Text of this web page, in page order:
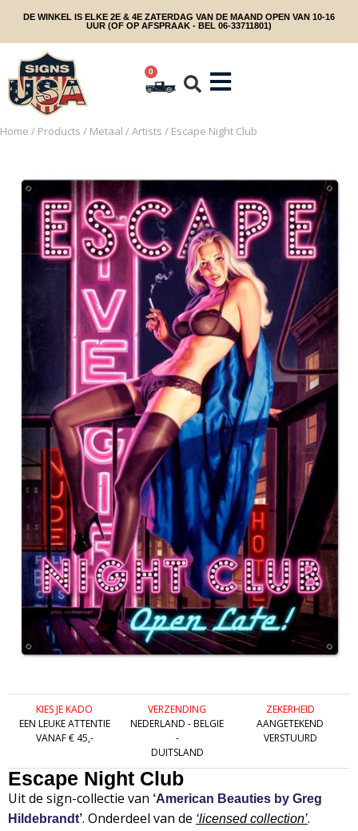
DE WINKEL IS ELKE 2E & 4E ZATERDAG VAN DE MAAND OPEN VAN 10-16
UUR (OF OP AFSPRAAK - BEL 06-33711801)
0
Home / Products / Metaal /Artists / Escape Night Club
KIES JE KADO
EEN LEUKE ATTENTIE
VANAF € 45,-
VERZENDING
NEDERLAND - BELGIE
-
DUITSLAND
ZEKERHEID
AANGETEKEND
VERSTUURD
Escape Night Club
Uit de sign-collectie van ‘American Beauties by Greg
Hildebrandt’. Onderdeel van de ‘licensed collection’.